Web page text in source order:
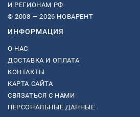
И РЕГИОНАМ РФ
© 2008 — 2026 НОВАРЕНТ
ИНФОРМАЦИЯ
О НАС
ДОСТАВКА И ОПЛАТА
КОНТАКТЫ
КАРТА САЙТА
СВЯЗАТЬСЯ С НАМИ
ПЕРСОНАЛЬНЫЕ ДАННЫЕ